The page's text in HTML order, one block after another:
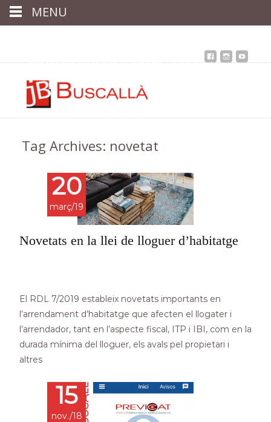
Immobiliària Notícies Contacta Àrea client
Tag Archives: novetat
20
març/19
Novetats en la llei de lloguer d’habitatge
El RDL 7/2019 estableix novetats importants en
l’arrendament d’habitatge que afecten el llogater i
l’arrendador, tant en l’aspecte fiscal, ITP i IBI, com en la
durada mínima del lloguer, els avals pel propietari i
altres
15
nov./18
MENU